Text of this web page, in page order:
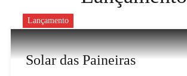
Lançamento
Solar das Paineiras